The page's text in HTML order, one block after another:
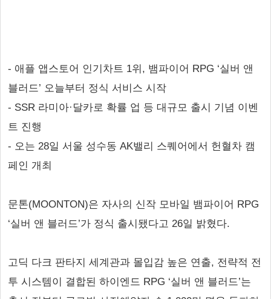
- 애플 앱스토어 인기차트 1위, 뱀파이어 RPG ‘실버 앤
블러드’ 오늘부터 정식 서비스 시작
- SSR 라미아·달카로 확률 업 등 대규모 출시 기념 이벤
트 진행
- 오는 28일 서울 성수동 AK밸리 스퀘어에서 헌혈차 캠
페인 개최
문톤(MOONTON)은 자사의 신작 모바일 뱀파이어 RPG
‘실버 앤 블러드’가 정식 출시됐다고 26일 밝혔다.
고딕 다크 판타지 세계관과 몰입감 높은 연출, 전략적 전
투 시스템이 결합된 하이엔드 RPG ‘실버 앤 블러드’는